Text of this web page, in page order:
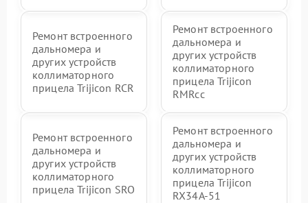
Ремонт встроенного
дальномера и
других устройств
коллиматорного
прицела Trijicon RCR
Ремонт встроенного
дальномера и
других устройств
коллиматорного
прицела Trijicon
RMRcc
Ремонт встроенного
дальномера и
других устройств
коллиматорного
прицела Trijicon SRO
Ремонт встроенного
дальномера и
других устройств
коллиматорного
прицела Trijicon
RX34A-51